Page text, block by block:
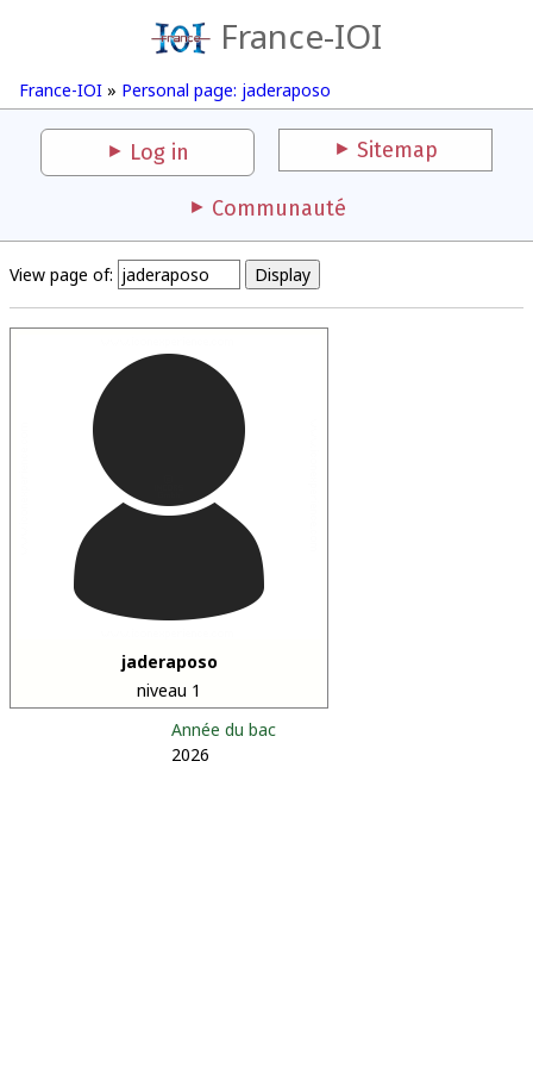
France-IOI
France-IOI » Personal page: jaderaposo
Log in Sitemap
Communauté
View page of:
jaderaposo
niveau 1
Année du bac
2026